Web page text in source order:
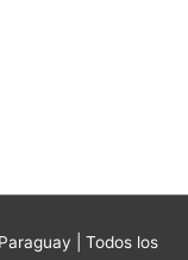
| Todos los